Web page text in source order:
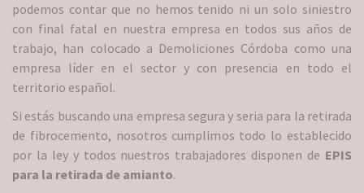
podemos contar que no hemos tenido ni un solo siniestro
con final fatal en nuestra empresa en todos sus años de
trabajo, han colocado a Demoliciones Córdoba como una
empresa líder en el sector y con presencia en todo el
territorio español.
Si estás buscando una empresa segura y seria para la retirada
de fibrocemento, nosotros cumplimos todo lo establecido
por la ley y todos nuestros trabajadores disponen de EPIS
para la retirada de amianto.